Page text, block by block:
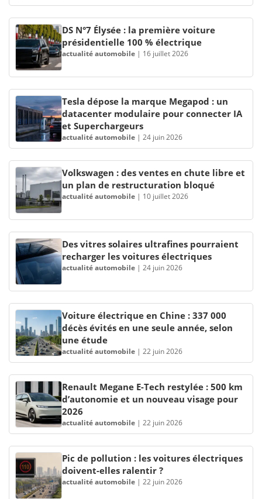
DS N°7 Élysée : la première voiture
présidentielle 100 % électrique
actualité automobile | 16 juillet 2026
Tesla dépose la marque Megapod : un
datacenter modulaire pour connecter IA
et Superchargeurs
actualité automobile | 24 juin 2026
Volkswagen : des ventes en chute libre et
un plan de restructuration bloqué
actualité automobile | 10 juillet 2026
Des vitres solaires ultrafines pourraient
recharger les voitures électriques
actualité automobile | 24 juin 2026
Voiture électrique en Chine : 337 000
décès évités en une seule année, selon
une étude
actualité automobile | 22 juin 2026
Renault Megane E-Tech restylée : 500 km
d’autonomie et un nouveau visage pour
2026
actualité automobile | 22 juin 2026
Pic de pollution : les voitures électriques
doivent-elles ralentir ?
actualité automobile | 22 juin 2026